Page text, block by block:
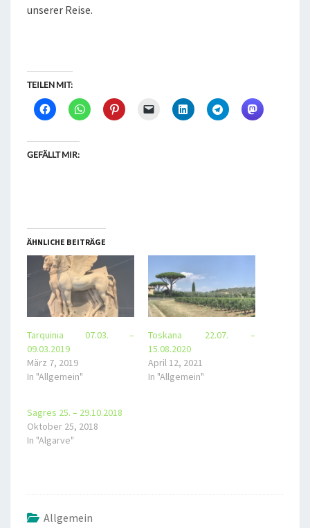
unserer Reise.
TEILEN MIT:
GEFÄLLT MIR:
ÄHNLICHE BEITRÄGE
Tarquinia 07.03. –
09.03.2019
März 7, 2019
In "Allgemein"
Toskana 22.07. –
15.08.2020
April 12, 2021
In "Allgemein"
Sagres 25. – 29.10.2018
Oktober 25, 2018
In "Algarve"
Allgemein